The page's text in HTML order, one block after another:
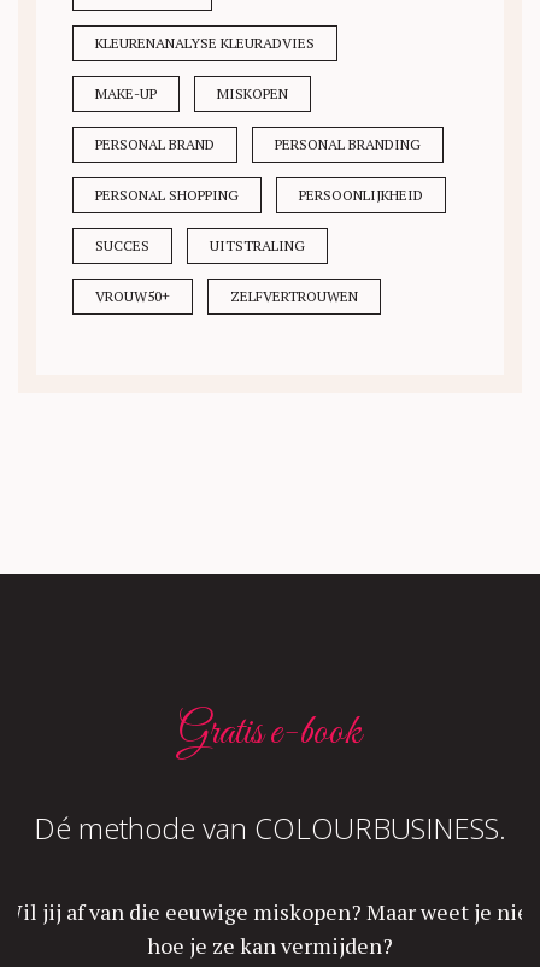
KLEURENANALYSE KLEURADVIES
MAKE-UP MISKOPEN
PERSONAL BRAND PERSONAL BRANDING
PERSONAL SHOPPING PERSOONLIJKHEID
SUCCES UITSTRALING
VROUW50+ ZELFVERTROUWEN
Gratis e-book
Dé methode van COLOURBUSINESS.
Wil jij af van die eeuwige miskopen? Maar weet je niet
hoe je ze kan vermijden?